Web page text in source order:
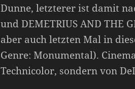
Dunne, letzterer ist damit
und DEMETRIUS AND THE
aber auch letzten Mal in
Genre: Monumental).
Technicolor, sondern von